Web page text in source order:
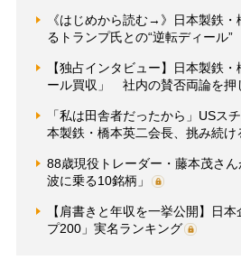
《はじめから読む→》日本製鉄・
るトランプ氏との“逆転ディール”
【独占インタビュー】日本製鉄
ール買収」 社内の賛否両論を押
「私は田舎者だったから」USス
本製鉄・橋本英二会長、挑み続け
88歳現役トレーダー・藤本茂さ
波に乗る10銘柄」
【肩書きと年収を一挙公開】日
プ200」実名ランキング